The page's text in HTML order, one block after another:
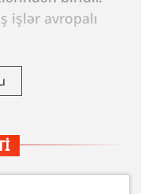
işlər avropalı